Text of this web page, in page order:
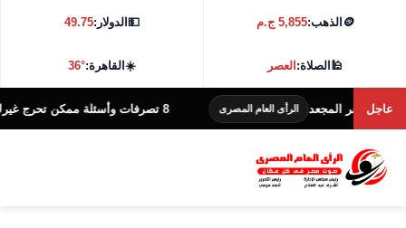
🪙 الذهب:5,855 ج.م 💵الدولار:49.75
🕌الصلاة:العصر ☀️القاهرة:36°
عاجل الرأى العام المصرى 8 تصرفات وأسئلة ممكن تحرج غيرك.. تجنبها حتى لو هدفك الاهتمام